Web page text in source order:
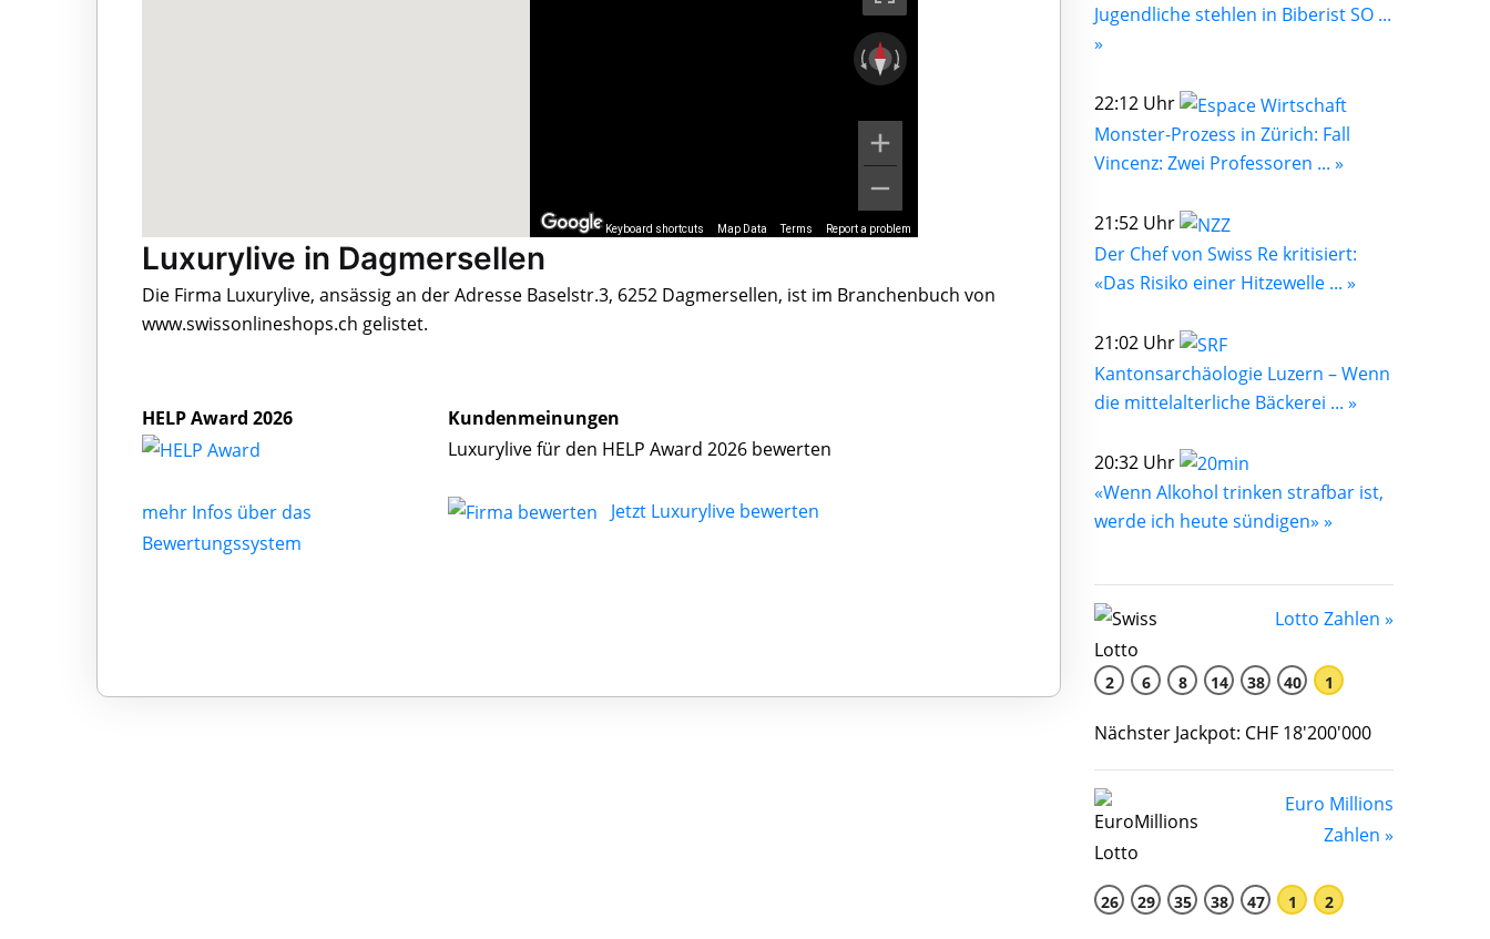
Keyboard shortcuts Map Data Terms Report a problem
Luxurylive in Dagmersellen
Die Firma Luxurylive, ansässig an der Adresse Baselstr.3, 6252 Dagmersellen, ist im Branchenbuch von
www.swissonlineshops.ch gelistet.
HELP Award 2026
mehr Infos über das
Bewertungssystem
Kundenmeinungen
Luxurylive für den HELP Award 2026 bewerten
Jetzt Luxurylive bewerten
Jugendliche stehlen in Biberist SO ...
»
22:12 Uhr
Monster-Prozess in Zürich: Fall
Vincenz: Zwei Professoren ... »
21:52 Uhr
Der Chef von Swiss Re kritisiert:
«Das Risiko einer Hitzewelle ... »
21:02 Uhr
Kantonsarchäologie Luzern – Wenn
die mittelalterliche Bäckerei ... »
20:32 Uhr
«Wenn Alkohol trinken strafbar ist,
werde ich heute sündigen» »
Lotto Zahlen »
2 6 8 14 38 40 1
Nächster Jackpot: CHF 18'200'000
Euro Millions
Zahlen »
26 29 35 38 47 1 2